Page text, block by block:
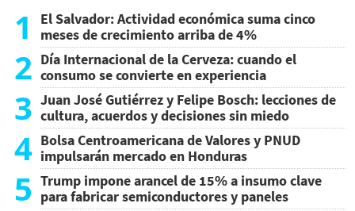
1
El Salvador: Actividad económica suma cinco
meses de crecimiento arriba de 4%
2 Día Internacional de la Cerveza: cuando el
consumo se convierte en experiencia
3 Juan José Gutiérrez y Felipe Bosch: lecciones de
cultura, acuerdos y decisiones sin miedo
4 Bolsa Centroamericana de Valores y PNUD
impulsarán mercado en Honduras
5 Trump impone arancel de 15% a insumo clave
para fabricar semiconductores y paneles